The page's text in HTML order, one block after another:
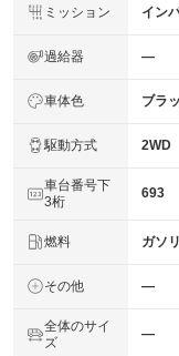
ミッション イン
過給器 ―
車体色 ブラ
駆動方式 2WD
車台番号下
3桁
693
燃料 ガソ
その他 ―
全体のサイ
ズ
―